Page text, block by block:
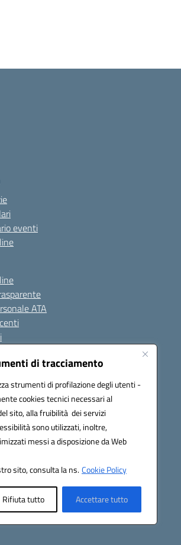
di tracciamento
strumenti di profilazione degli utenti -
cookies tecnici necessari al
sito, alla fruibilità dei servizi
sono utilizzati, inoltre,
messi a disposizione da Web
sito, consulta la ns.Cookie Policy
Rifiuta tutto Accettare tutto
eventi
ATA